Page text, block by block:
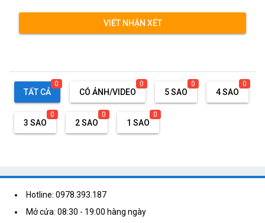
VIẾT NHẬN XÉT
TẤT CẢ
0
CÓ ẢNH/VIDEO
0
5 SAO
0
4 SAO
0
3 SAO
0
2 SAO
0
1 SAO
0
Hotline: 0978.393.187
Mở cửa: 08:30 - 19:00 hàng ngày